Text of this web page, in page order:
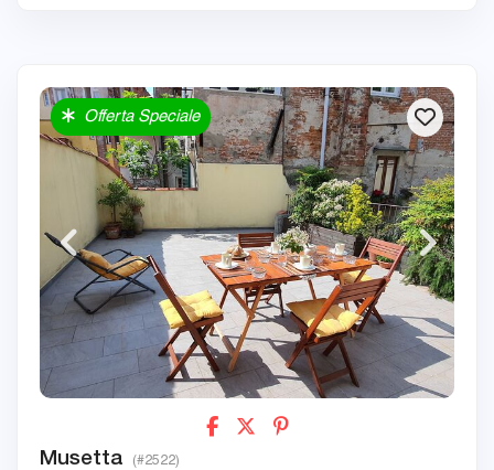
Offerta Speciale
Musetta (#2522)